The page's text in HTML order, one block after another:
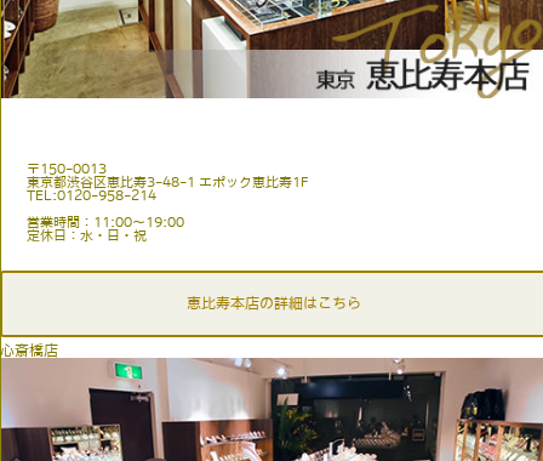
〒150-0013
東京都渋谷区恵比寿3-48-1 エポック恵比寿1F
TEL:0120-958-214
営業時間：11:00〜19:00
定休日：水・日・祝
恵比寿本店の詳細はこちら
心斎橋店